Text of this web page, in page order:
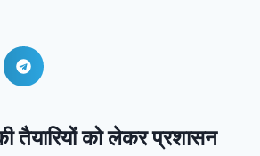
तैयारियों को लेकर प्रशासन